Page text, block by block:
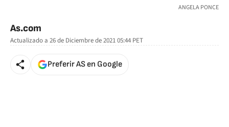
ANGELA PONCE
As.com
Actualizado a 26 de Diciembre de 2021 05:44 PET
Preferir AS en Google